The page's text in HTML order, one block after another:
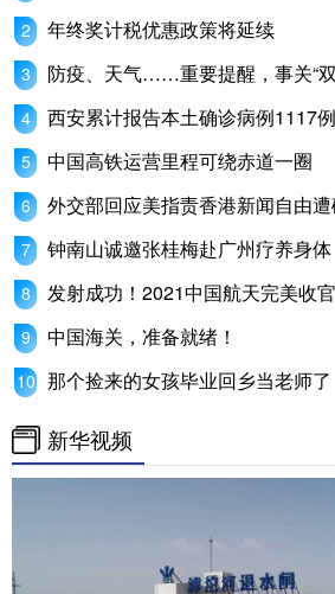
年终奖计税优惠政策将延续
防疫、天气……重要提醒，事关“
西安累计报告本土确诊病例1117例
中国高铁运营里程可绕赤道一圈
外交部回应美指责香港新闻自由
钟南山诚邀张桂梅赴广州疗养身体
发射成功！2021中国航天完美收官
中国海关，准备就绪！
那个捡来的女孩毕业回乡当老师了
新华视频